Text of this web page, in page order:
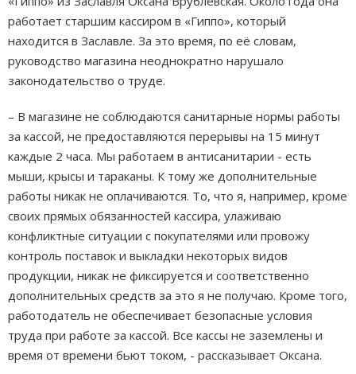
работает старшим кассиром в «Гиппо», который
находится в Заславле. За это время, по её словам,
руководство магазина неоднократно нарушало
законодательство о труде.
– В магазине не соблюдаются санитарные нормы работы
за кассой, не предоставляются перерывы на 15 минут
каждые 2 часа. Мы работаем в антисанитарии - есть
мыши, крысы и тараканы. К тому же дополнительные
работы никак не оплачиваются. То, что я, например, кроме
своих прямых обязанностей кассира, улаживаю
конфликтные ситуации с покупателями или провожу
контроль поставок и выкладки некоторых видов
продукции, никак не фиксируется и соответственно
дополнительных средств за это я не получаю. Кроме того,
работодатель не обеспечивает безопасные условия
труда при работе за кассой. Все кассы не заземлены и
время от времени бьют током, - рассказывает Оксана.